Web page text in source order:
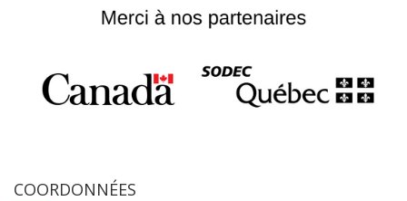
COORDONNÉES